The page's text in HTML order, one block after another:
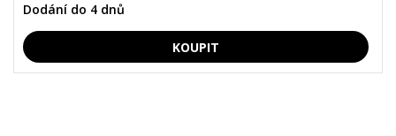
Dodání do 4 dnů